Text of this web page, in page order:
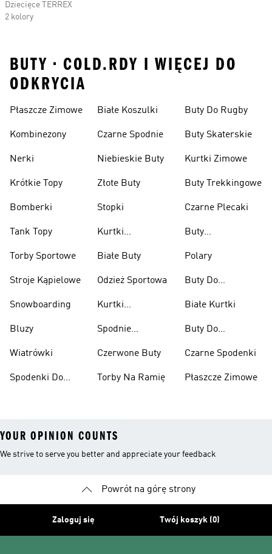
Dziecięce TERREX
2 kolory
BUTY • COLD.RDY I WIĘCEJ DO
ODKRYCIA
Płaszcze Zimowe
Kombinezony
Nerki
Krótkie Topy
Bomberki
Tank Topy
Torby Sportowe
Stroje Kąpielowe
Snowboarding
Bluzy
Wiatrówki
Spodenki Do
Białe Koszulki
Czarne Spodnie
Niebieskie Buty
Złote Buty
Stopki
Kurtki
Białe Buty
Odzież Sportowa
Kurtki
Spodnie
Czerwone Buty
Torby Na Ramię
Buty Do Rugby
Buty Skaterskie
Kurtki Zimowe
Buty Trekkingowe
Czarne Plecaki
Buty
Polary
Buty Do
Ciężarów
Białe Kurtki
Buty Do
Czarne Spodenki
Płaszcze Zimowe
YOUR OPINION COUNTS
We strive to serve you better and appreciate your feedback
Powrót na górę strony
Zaloguj się Twój koszyk (0)